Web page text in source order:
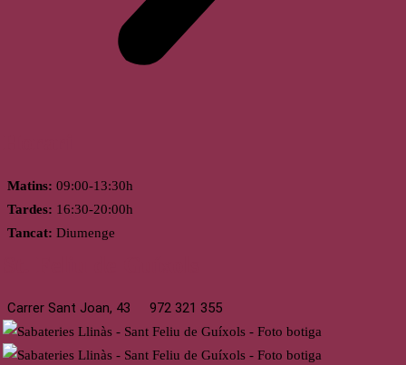
Matins: 09:00-13:30h
Tardes: 16:30-20:00h
Tancat: Diumenge
Carrer Sant Joan, 43 972 321 355